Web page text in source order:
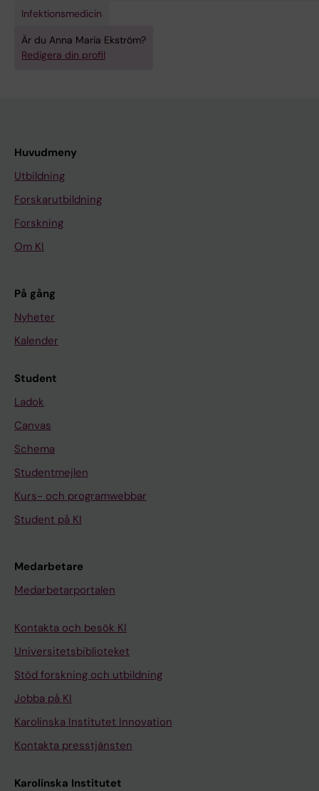
Infektionsmedicin
Är du Anna Maria Ekström?
Redigera din profil
Huvudmeny
Utbildning
Forskarutbildning
Forskning
Om KI
På gång
Nyheter
Kalender
Student
Ladok
Canvas
Schema
Studentmejlen
Kurs- och programwebbar
Student på KI
Medarbetare
Medarbetarportalen
Kontakta och besök KI
Universitetsbiblioteket
Stöd forskning och utbildning
Jobba på KI
Karolinska Institutet Innovation
Kontakta presstjänsten
Karolinska Institutet